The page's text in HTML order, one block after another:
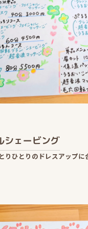
シェービング
りひとりのドレスアップに